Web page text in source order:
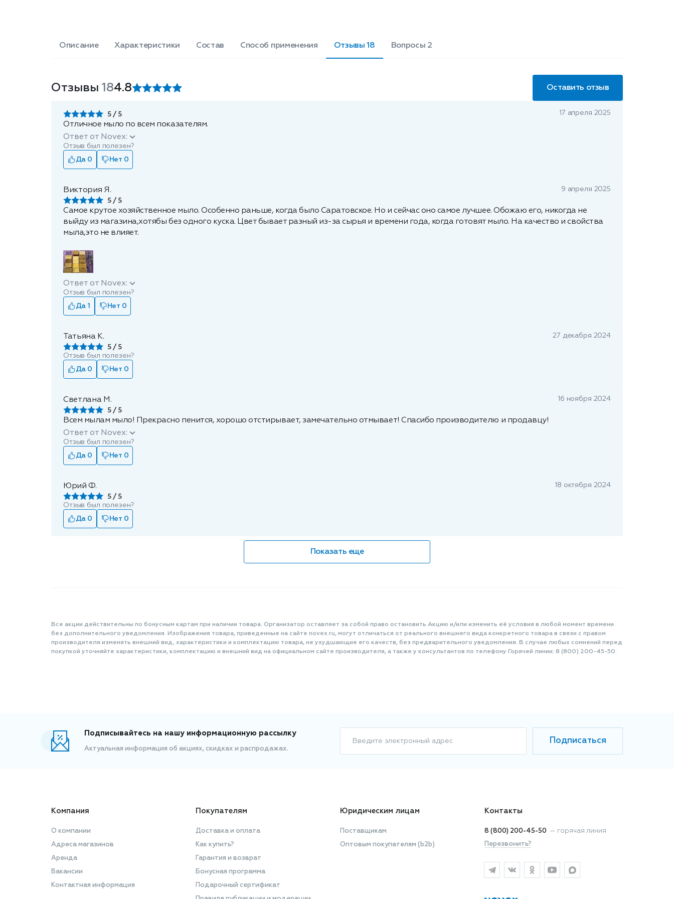
Описание Характеристики Состав Способ применения Отзывы 18 Вопросы 2
Отзывы 184.8 Оставить отзыв
5 17 апреля 2025
Отличное мыло по всем показателям.
Ответ от Novex:
Отзыв был полезен?
Да 0
Нет 0
Виктория Я.
5
9 апреля 2025
Самое крутое хозяйственное мыло. Особенно раньше, когда было Саратовское. Но и сейчас оно самое лучшее. Обожаю его, никогда не
выйду из магазина,хотябы без одного куска. Цвет бывает разный из-за сырья и времени года, когда готовят мыло. На качество и свойства
мыла,это не влияет.
Ответ от Novex:
Отзыв был полезен?
Да 1
Нет 0
Татьяна К.
5
27 декабря 2024
Отзыв был полезен?
Да 0
Нет 0
Светлана М.
5
16 ноября 2024
Всем мылам мыло! Прекрасно пенится, хорошо отстирывает, замечательно отмывает! Спасибо производителю и продавцу!
Ответ от Novex:
Отзыв был полезен?
Да 0
Нет 0
Юрий Ф.
5
18 октября 2024
Отзыв был полезен?
Да 0
Нет 0
Показать еще
Все акции действительны по бонусным картам при наличии товара. Организатор оставляет за собой право остановить Акцию и/или изменить её условия в любой момент времени
без дополнительного уведомления. Изображения товара, приведенные на сайте novex.ru, могут отличаться от реального внешнего вида конкретного товара в связи с правом
производителя изменять внешний вид, характеристики и комплектацию товара, не ухудшающие его качеств, без предварительного уведомления. В случае любых сомнений перед
покупкой уточняйте характеристики, комплектацию и внешний вид на официальном сайте производителя, а также у консультантов по телефону Горячей линии: 8 (800) 200-45-50.
Подписывайтесь на нашу информационную рассылку
Актуальная информация об акциях, скидках и распродажах.
Введите электронный адрес Подписаться
Компания
О компании
Адреса магазинов
Аренда
Вакансии
Контактная информация
Покупателям
Доставка и оплата
Как купить?
Гарантия и возврат
Бонусная программа
Подарочный сертификат
Юридическим лицам
Поставщикам
Оптовым покупателям (b2b)
Контакты
8 (800) 200-45-50 — горячая линия
Перезвонить?